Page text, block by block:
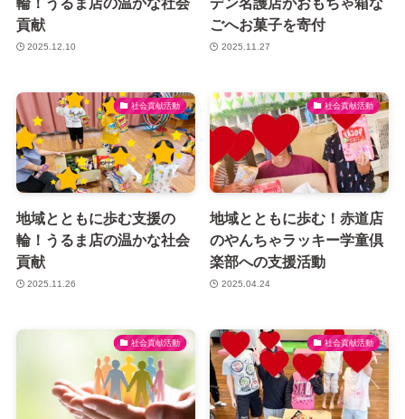
貢献
2025.12.10
ごへお菓子を寄付
2025.11.27
社会貢献活動
地域とともに歩む支援の
輪！うるま店の温かな社会
貢献
2025.11.26
社会貢献活動
地域とともに歩む！赤道店
のやんちゃラッキー学童倶
楽部への支援活動
2025.04.24
社会貢献活動 社会貢献活動